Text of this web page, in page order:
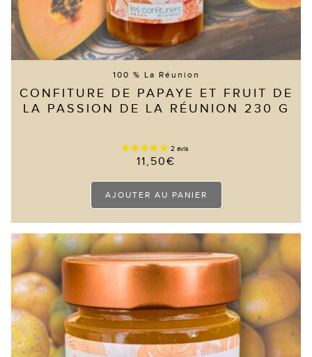
100 % La Réunion
CONFITURE DE PAPAYE ET FRUIT DE
LA PASSION DE LA RÉUNION 230 G
11,50€
AJOUTER AU PANIER